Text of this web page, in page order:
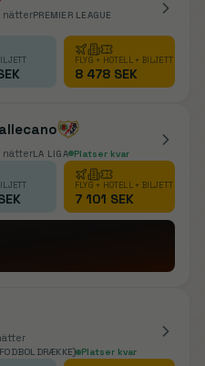
nätterPREMIER LEAGUE
FLYG + HOTELL + BILJETT
8 478 SEK
nätterLA LIGA Platser kvar
FLYG + HOTELL + BILJETT
7 101 SEK
Platser kvar